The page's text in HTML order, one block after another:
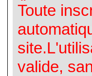
Toute
valide,